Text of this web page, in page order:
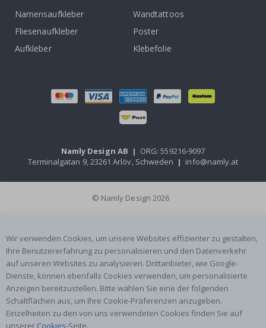
Namensaufkleber
Wandtattoos
Fliesenaufkleber
Poster
Aufkleber
Klebefolie
Namly Design AB | ORG: 559216-9097
Terminalgatan 9, 23261 Arlöv, Schweden | info@namly.at
© Namly Design 2026
Wir verwenden Cookies, um unsere Websites effizienter zu gestalten,
Ihre Benutzererfahrung zu personalisieren und den Datenverkehr
auf unseren Websites zu analysieren. Drittanbieter, wie Google-
Dienste, können ebenfalls Cookies verwenden, um personalisierte
Anzeigen bereitzustellen. Bitte wählen Sie eine der folgenden
Schaltflächen aus, um Ihre Cookie-Präferenzen anzugeben.
Einzelheiten zu den von uns verwendeten Cookies finden Sie auf
unserer Cookies-Seite.